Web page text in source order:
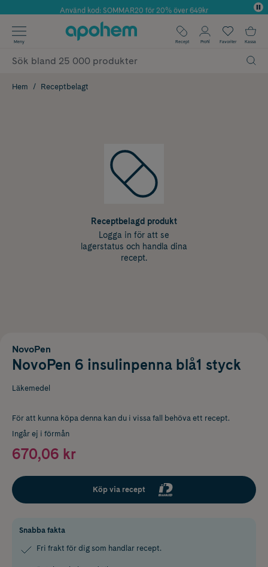
Årets Butik 2025 inom Skönhet
Använd kod: SOMMAR20 för 20% över 649kr
✓ Fri frakt
✓ Poäng på alla köp*
Meny Recept Profil Favoriter Kassa
Hem Receptbelagt
Receptbelagd produkt
Logga in för att se
lagerstatus och handla dina
recept.
NovoPen
NovoPen 6 insulinpenna blå1 styck
Läkemedel
För att kunna köpa denna kan du i vissa fall behöva ett recept.
Ingår ej i förmån
670,06 kr
Köp via recept
Snabba fakta
Fri frakt för dig som handlar recept.